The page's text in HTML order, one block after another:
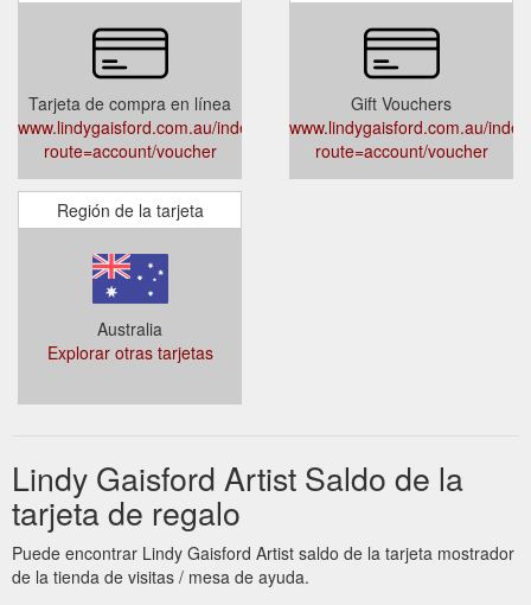
Tarjeta de compra en línea
www.lindygaisford.com.au/index.php?
route=account/voucher
Gift Vouchers
www.lindygaisford.com.au/
route=account/voucher
Región de la tarjeta
Australia
Explorar otras tarjetas
Lindy Gaisford Artist Saldo de la
tarjeta de regalo
Puede encontrar Lindy Gaisford Artist saldo de la tarjeta mostrador
de la tienda de visitas / mesa de ayuda.